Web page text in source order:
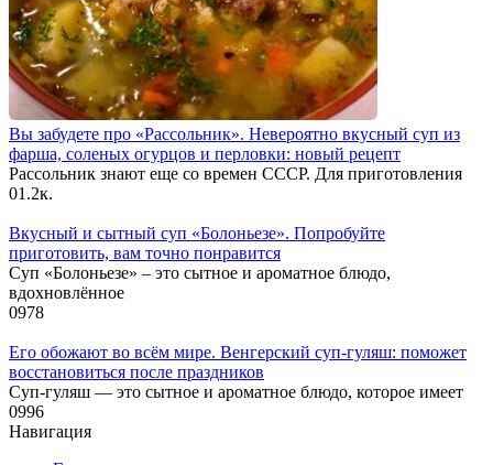
Вы забудете про «Рассольник». Невероятно вкусный суп из
фарша, соленых огурцов и перловки: новый рецепт
Рассольник знают еще со времен СССР. Для приготовления
01.2к.
Вкусный и сытный cуп «Болоньезе». Попробуйте
приготовить, вам точно понравится
Суп «Болоньезе» – это сытное и ароматное блюдо,
вдохновлённое
0978
Его обожают во всём мире. Венгерский суп-гуляш: поможет
восстановиться после праздников
Суп-гуляш — это сытное и ароматное блюдо, которое имеет
0996
Навигация